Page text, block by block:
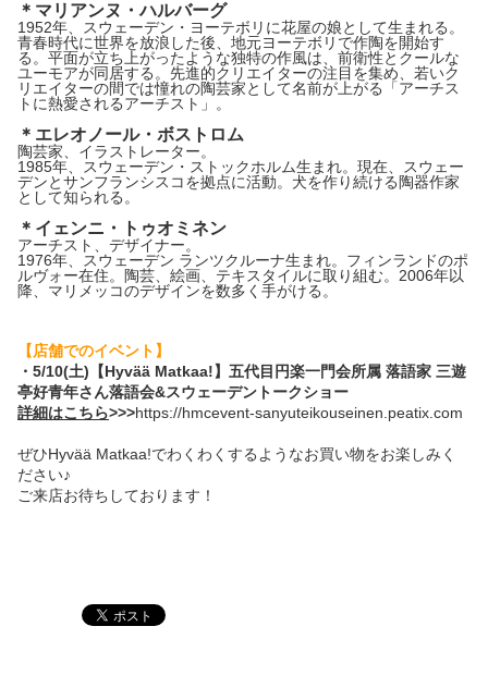
＊ マリアンヌ・ハルバーグ
1952年、スウェーデン・ ヨーテボリに花屋の娘として生まれる。
青春時代に世界を放浪した後、地元ヨーテボリで作陶を開始す
る。 平面が立ち上がったような独特の作風は、 前衛性とクールな
ユーモアが同居する。 先進的クリエイターの注目を集め、 若いク
リエイターの間では憧れの陶芸家として名前が上がる「アーチス
トに熱愛されるアーチスト」。
＊ エレオノール・ボストロム
陶芸家、イラストレーター。
1985年、スウェーデン・ストックホルム生まれ。現在、
スウェー
デンとサンフランシスコを拠点に活動。 犬を作り続ける陶器作家
として知られる。
＊ イェンニ・トゥオミネン
アーチスト、デザイナー。
1976年、スウェーデン ランツクルーナ生まれ。フィンランドのポ
ルヴォー在住。陶芸、 絵画、テキスタイルに取り組む。2006年以
降、 マリメッコのデザインを数多く手がける。
【店舗でのイベント】
・5/10(土) 【Hyvää Matkaa!】五代目円楽一門会所属 落語家 三遊
亭好青年さん落語会&スウェーデントークショー
詳細はこちら>>>https://hmcevent-sanyuteikouseinen.peatix.com
ぜひHyvää Matkaa!でわくわくするようなお買い物をお楽しみく
ださい♪
ご来店お待ちしております！